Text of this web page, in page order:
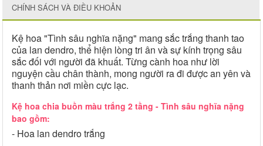
CHÍNH SÁCH VÀ ĐIỀU KHOẢN
Kệ hoa "Tình sâu nghĩa nặng" mang sắc trắng thanh tao
của lan dendro, thể hiện lòng tri ân và sự kính trọng sâu
sắc đối với người đã khuất. Từng cành hoa như lời
nguyện cầu chân thành, mong người ra đi được an yên và
thanh thản nơi miền cực lạc.
Kệ hoa chia buồn màu trắng 2 tầng - Tình sâu nghĩa nặng
bao gồm:
- Hoa lan dendro trắng